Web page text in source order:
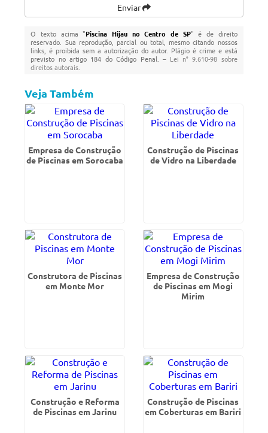
Enviar
O texto acima "Piscina Hijau no Centro de SP" é de direito
reservado. Sua reprodução, parcial ou total, mesmo citando nossos
links, é proibida sem a autorização do autor. Plágio é crime e está
previsto no artigo 184 do Código Penal. – Lei n° 9.610-98 sobre
direitos autorais
Veja Também
Empresa de Construção
de Piscinas em Sorocaba
Construção de Piscinas
de Vidro na Liberdade
Construtora de Piscinas
em Monte Mor
Empresa de Construção
de Piscinas em Mogi
Mirim
Construção e Reforma
de Piscinas em Jarinu
Construção de Piscinas
em Coberturas em Bariri